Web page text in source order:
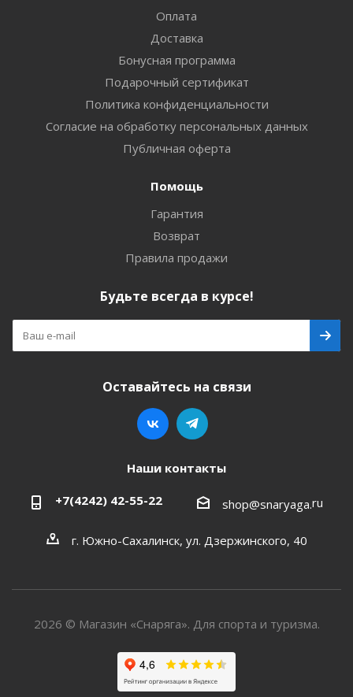
Оплата
Доставка
Бонусная программа
Подарочный сертификат
Политика конфиденциальности
Согласие на обработку персональных данных
Публичная оферта
Помощь
Гарантия
Возврат
Правила продажи
Будьте всегда в курсе!
Оставайтесь на связи
Наши контакты
+7(4242) 42-55-22 shop@snaryaga.ru
г. Южно-Сахалинск, ул. Дзержинского, 40
2026 © Магазин «Снаряга». Для спорта и туризма.